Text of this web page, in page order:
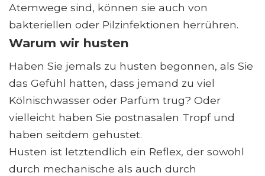
Atemwege sind, können sie auch von
bakteriellen oder Pilzinfektionen herrühren.
Warum wir husten
Haben Sie jemals zu husten begonnen, als Sie
das Gefühl hatten, dass jemand zu viel
Kölnischwasser oder Parfüm trug? Oder
vielleicht haben Sie postnasalen Tropf und
haben seitdem gehustet.
Husten ist letztendlich ein Reflex, der sowohl
durch mechanische als auch durch